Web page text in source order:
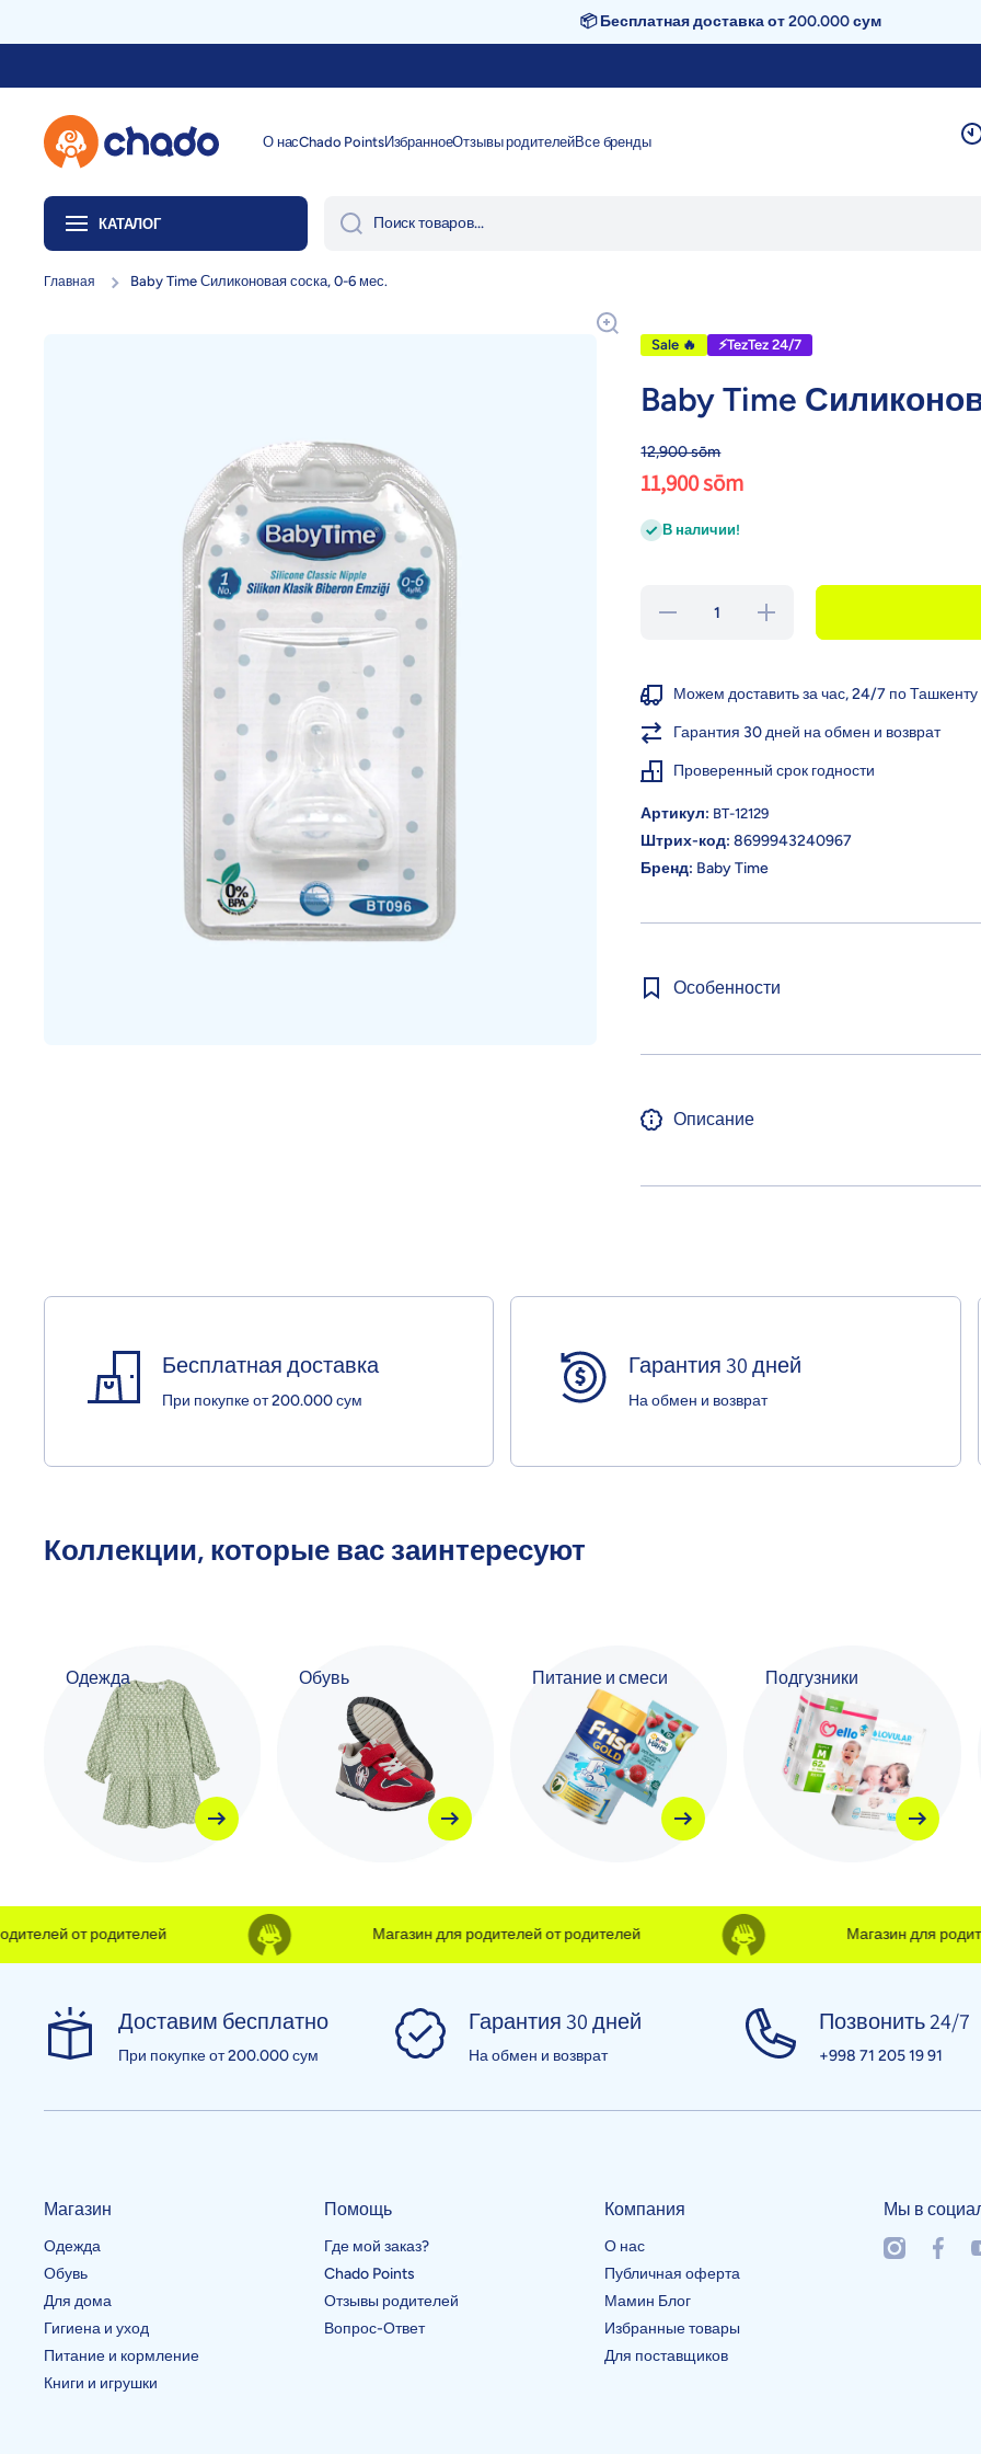
📦 Бесплатная доставка от 200.000 сум
О насChado PointsИзбранноеОтзывы родителейВсе бренды
КАТАЛОГ Поиск товаров...
Главная Baby Time Силиконовая соска, 0-6 мес.
Sale 🔥 ⚡TezTez 24/7
Baby Time
12,900 sōm
11,900 sōm
В наличии!
Уменьшить
соска, 0-6
Увеличить
количество
для Baby
соска, 0-6
Можем доставить за час, 24/7 по Ташкенту
Гарантия 30 дней на обмен и возврат
Проверенный срок годности
Артикул: BT-12129
Штрих-код: 8699943240967
Бренд: Baby Time
Особенности
Описание
Бесплатная доставка
При покупке от 200.000 сум
Гарантия 30 дней
На обмен и возврат
Коллекции, которые вас заинтересуют
Одежда Обувь Питание и смеси Подгузники
от родителей Магазин для родителей от родителей Магазин для
Доставим бесплатно
При покупке от 200.000 сум
Гарантия 30 дней
На обмен и возврат
Позвонить 24/7
+998 71 205 19 91
Магазин
Одежда
Обувь
Для дома
Гигиена и уход
Питание и кормление
Книги и игрушки
Помощь
Где мой заказ?
Chado Points
Отзывы родителей
Вопрос-Ответ
Компания
О нас
Публичная оферта
Мамин Блог
Избранные товары
Для поставщиков
Мы в
instagramcom/